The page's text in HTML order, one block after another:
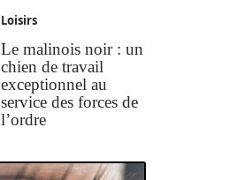
Loisirs
Le malinois noir : un
chien de travail
exceptionnel au
service des forces de
l’ordre